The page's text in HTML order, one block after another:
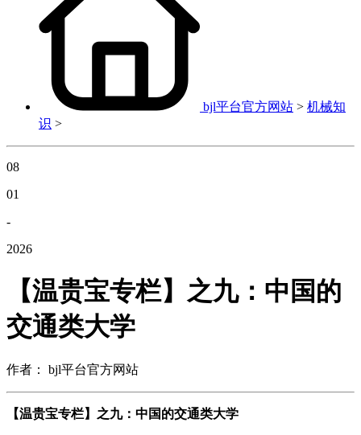
bjl平台官方网站 > 机械知
识 >
08
01
-
2026
【温贵宝专栏】之九：中国的
交通类大学
作者： bjl平台官方网站
【温贵宝专栏】之九：中国的交通类大学